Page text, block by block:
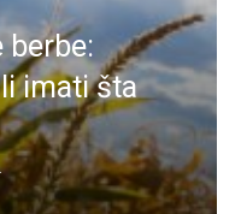
berbe:
imati šta